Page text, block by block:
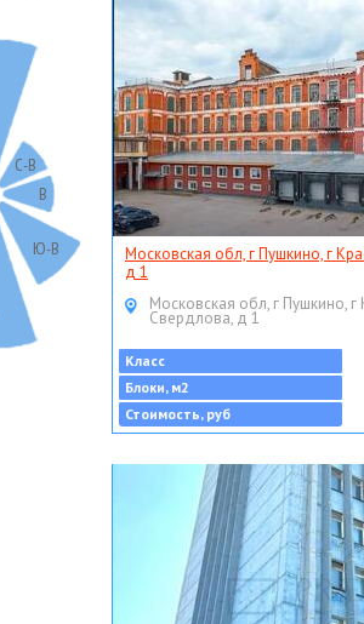
С-В
В
Ю-В
Московская обл, г Пушкино, г
д 1
Московская обл, г Пушкино, г
Свердлова, д 1
Класс
Блоки, м2
Стоимость, руб